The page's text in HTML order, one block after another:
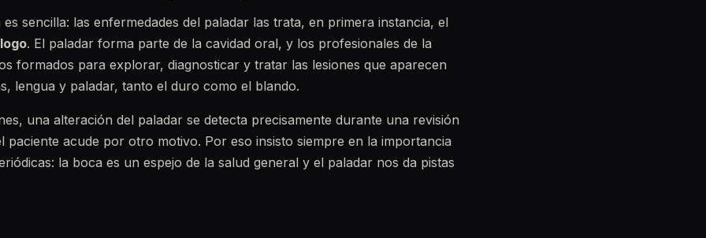
sencilla: las enfermedades del paladar las trata, en primera instancia, el
. El paladar forma parte de la cavidad oral, y los profesionales de la
formados para explorar, diagnosticar y tratar las lesiones que aparecen
lengua y paladar, tanto el duro como el blando.
una alteración del paladar se detecta precisamente durante una revisión
paciente acude por otro motivo. Por eso insisto siempre en la importancia
la boca es un espejo de la salud general y el paladar nos da pistas